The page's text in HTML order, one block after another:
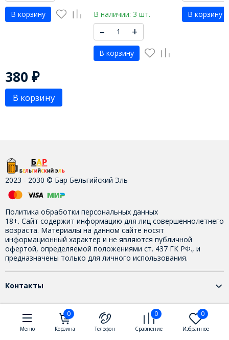
В корзину В наличии: 3 шт.
– +
В корзину
В корзину
380 ₽
В корзину
2023 - 2030 © Бар Бельгийский Эль
Политика обработки персональных данных
18+. Сайт содержит информацию для лиц совершеннолетнего
возраста. Материалы на данном сайте носят
информационный характер и не являются публичной
офертой, определяемой положениями ст. 437 ГК РФ., и
предназначены только для личного использования.
Контакты
Меню
0
Корзина Телефон
0
Сравнение
0
Избранное